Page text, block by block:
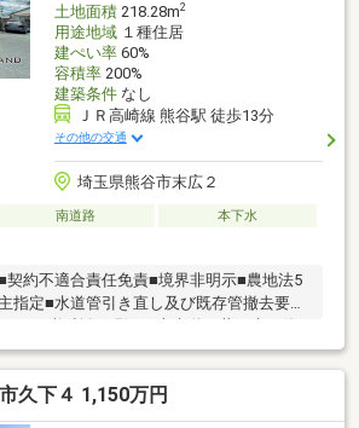
土地面積218.28m2
用途地域１種住居
建ぺい率60%
容積率200%
建築条件なし
ＪＲ高崎線 熊谷駅 徒歩13分
その他の交通
埼玉県熊谷市末広２
南道路
本下水
契約不適合責任免責■境界非明示■農地法5
指定■水道管引き直し及び既存管撤去要
、掘削承諾要■地目：地番40番（宅地）・
する位置指定道路については持ち分はござ
自由度の高さ：リノベーション素材とし
て新築用地として活用も可。■建築条件
久下４ 1,150万円